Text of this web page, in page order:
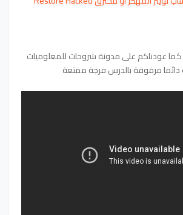
كما عودناكم على مدونة شروحات للمعلوميات
مرفوقة بالدرس فرجة ممتعة